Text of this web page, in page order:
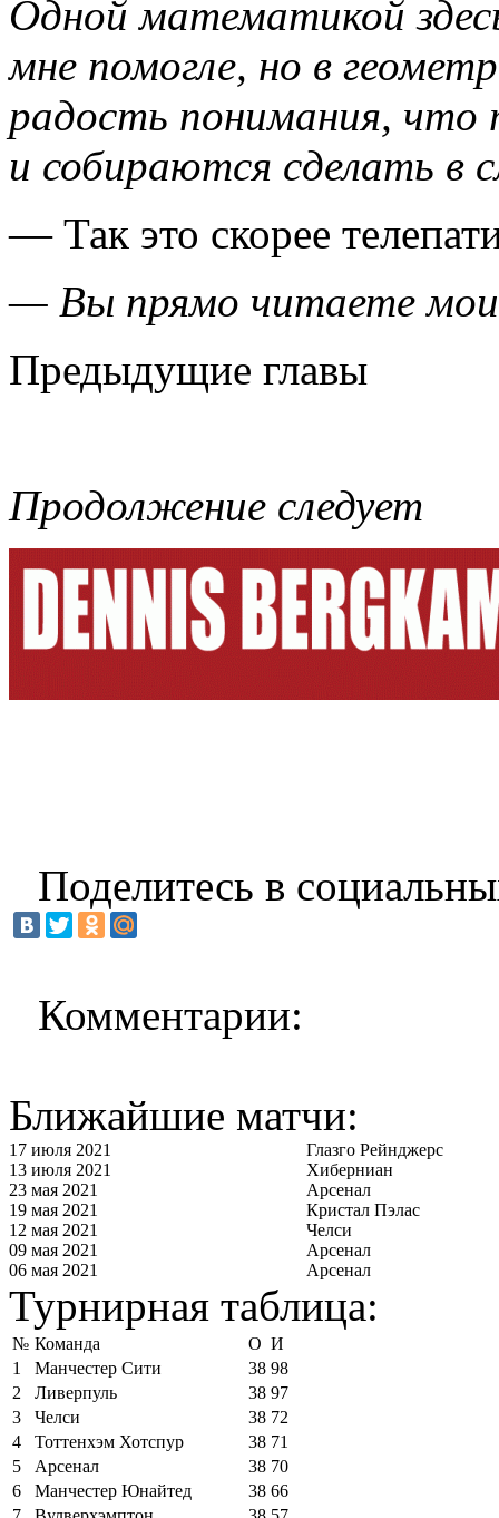
Одной математикой
мне помогле, но в
радость понимания, что
и собираются сделать в
— Так это скорее
— Вы прямо читаете
Предыдущие главы
Продолжение следует
Поделитесь в
Комментарии:
Ближайшие матчи:
17 июля 2021
Глазго Рейнджерс
13 июля 2021
Хиберниан
23 мая 2021
Арсенал
19 мая 2021
Кристал Пэлас
12 мая 2021
Челси
09 мая 2021
Арсенал
06 мая 2021
Арсенал
Турнирная таблица:
№ Команда О И
1
Манчестер Сити 38 98
2
Ливерпуль 38 97
3
Челси 38 72
4
Тоттенхэм Хотспур 38 71
5
Арсенал 38 70
6
Манчестер Юнайтед 38 66